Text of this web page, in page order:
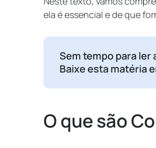
ela é essencial e de que
Sem tempo para ler
Baixe esta matéria
O que são